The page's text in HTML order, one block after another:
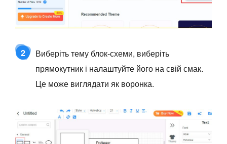
2
Виберіть тему блок-схеми, виберіть
прямокутник і налаштуйте його на свій смак.
Це може виглядати як воронка.